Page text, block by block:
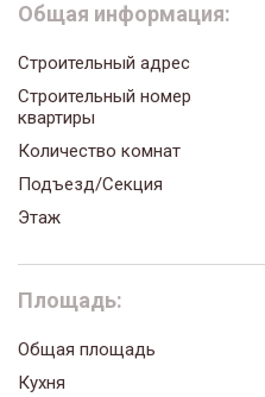
Общая информация:
Строительный адрес
Строительный номер
квартиры
Количество комнат
Подъезд/Секция
Этаж
Площадь:
Общая площадь
Кухня